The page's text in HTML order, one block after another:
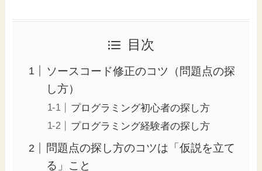
目次
ソースコード修正のコツ（問題点の探
し方）
プログラミング初心者の探し方
プログラミング経験者の探し方
問題点の探し方のコツは「仮説を立て
る」こと